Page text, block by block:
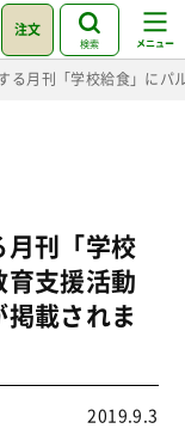
注文
検索
る月刊「学校給食」に
刊「学校
支援活動
掲載されま
2019.9.3